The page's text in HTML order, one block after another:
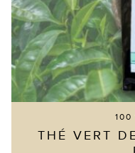
100
THÉ VERT